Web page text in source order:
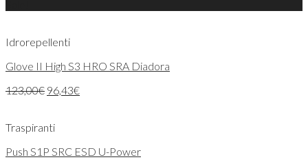
Idrorepellenti
Glove II High S3 HRO SRA Diadora
123,00€ 96,43€
Traspiranti
Push S1P SRC ESD U-Power